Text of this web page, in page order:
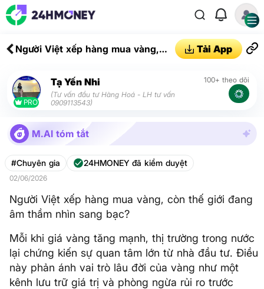
Người Việt xếp hàng mua vàng,
sang bạc?
Tải App
PRO
Tạ Yến Nhi
(Tư vấn đầu tư Hàng Hoá - LH tư vấn
0909113543)
100+ theo dõi
M.AI tóm tắt
#Chuyên gia 24HMONEY đã kiểm duyệt
02/06/2026
Người Việt xếp hàng mua vàng, còn thế giới đang
âm thầm nhìn sang bạc?
Mỗi khi giá vàng tăng mạnh, thị trường trong nước
lại chứng kiến sự quan tâm lớn từ nhà đầu tư. Điều
này phản ánh vai trò lâu đời của vàng như một
kênh lưu trữ giá trị và phòng ngừa rủi ro trước